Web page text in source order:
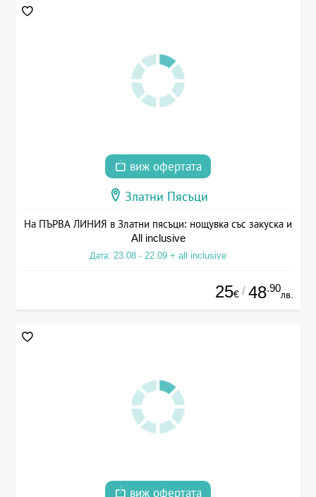
виж офертата
Златни Пясъци
На ПЪРВА ЛИНИЯ в Златни пясъци: нощувка със закуска и
All inclusive
Дата: 23.08 - 22.09 + all inclusive
25€ / 48.90
лв.
виж офертата